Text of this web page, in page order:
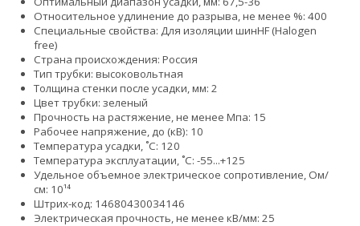
Относительное удлинение до разрыва, не менее %: 400
Специальные свойства: Для изоляции шинHF (Halogen
free)
Страна происхождения: Россия
Тип трубки: высоковольтная
Толщина стенки после усадки, мм: 2
Цвет трубки: зеленый
Прочность на растяжение, не менее Мпа: 15
Рабочее напряжение, до (кВ): 10
Температура усадки, ˚С: 120
Температура эксплуатации, ˚С: -55...+125
Удельное объемное электрическое сопротивление, Ом/
см: 10¹⁴
Штрих-код: 14680430034146
Электрическая прочность, не менее кВ/мм: 25